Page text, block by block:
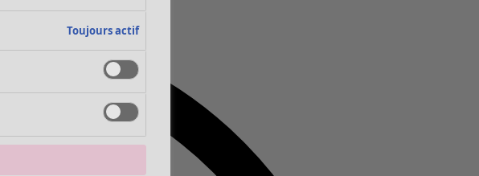
Toujours actif